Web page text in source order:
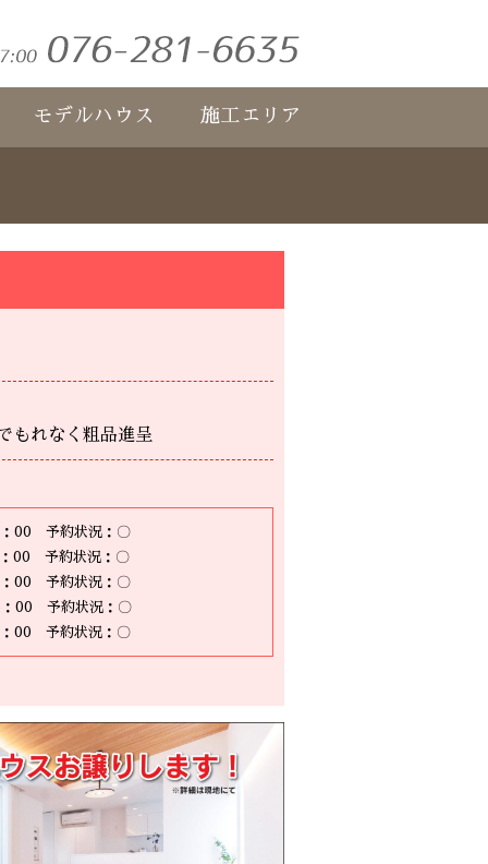
モデルハウス 施工エリア
もれなく粗品進呈
：00 予約状況：〇
：00 予約状況：〇
：00 予約状況：〇
：00 予約状況：〇
：00 予約状況：〇